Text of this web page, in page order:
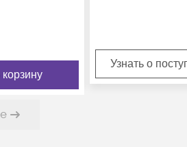
корзину
Узнать о